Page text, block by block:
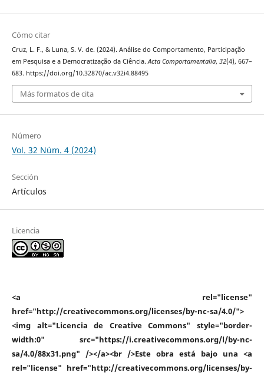
Cómo citar
Cruz, L. F., & Luna, S. V. de. (2024). Análise do Comportamento, Participação
em Pesquisa e a Democratização da Ciência. Acta Comportamentalia, 32(4), 667–
683. https://doi.org/10.32870/ac.v32i4.88495
Más formatos de cita
Número
Vol. 32 Núm. 4 (2024)
Sección
Artículos
Licencia
<a rel="license"
href="http://creativecommons.org/licenses/by-nc-sa/4.0/">
<img alt="Licencia de Creative Commons" style="border-
width:0" src="https://i.creativecommons.org/l/by-nc-
sa/4.0/88x31.png" /></a><br />Este obra está bajo una <a
rel="license" href="http://creativecommons.org/licenses/by-